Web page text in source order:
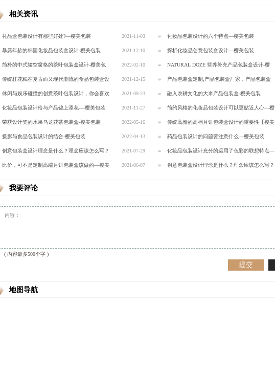
相关资讯
礼品盒包装设计有那些好处?—樱美包装 2021-11-03 化妆品包装设计的六个特点—樱美包装
暴露年龄的韩国化妆品包装盒设计-樱美包装 2021-12-10 探析化妆品创意包装盒设计—樱美包装
简朴的中式镂空窗格的茶叶包装盒设计-樱美包
装
2022-02-10 NATURAL DOZE 营养补充产品包装盒设计-樱
美包装
传统桂花糕在复古而又现代潮流的食品包装盒设
计下焕发活力-樱美包装
2021-12-15 产品包装盒定制,产品包装盒厂家，产品包装盒
设计，产品包装盒制作
休闲与娱乐碰撞的创意茶叶包装设计，你会喜欢
吗？—樱美包装
2021-09-23 融入农耕文化的大米产品包装盒-樱美包装
化妆品包装设计给与产品锦上添花----樱美包装 2021-11-27 简约风格的化妆品包装设计可以更贴近人心—樱
美包装
荣获设计奖的水果乌龙花茶包装盒-樱美包装 2022-05-16 传统高雅的高档月饼包装盒设计的重要性【樱美
包装】
摄影与食品包装设计的结合-樱美包装 2022-04-13 药品包装设计的问题要注意什么—樱美包装
创意包装盒设计理念是什么？理念应该怎么写？
—樱美包装
2021-07-29 化妆品包装设计充分的运用了色彩的联想特点—
樱美包装
比价，可不是定制高端月饼包装盒该做的—樱美 2021-06-07 创意包装盒设计理念是什么？理念应该怎么写？
我要评论
( 内容最多500个字 )
提交
地图导航